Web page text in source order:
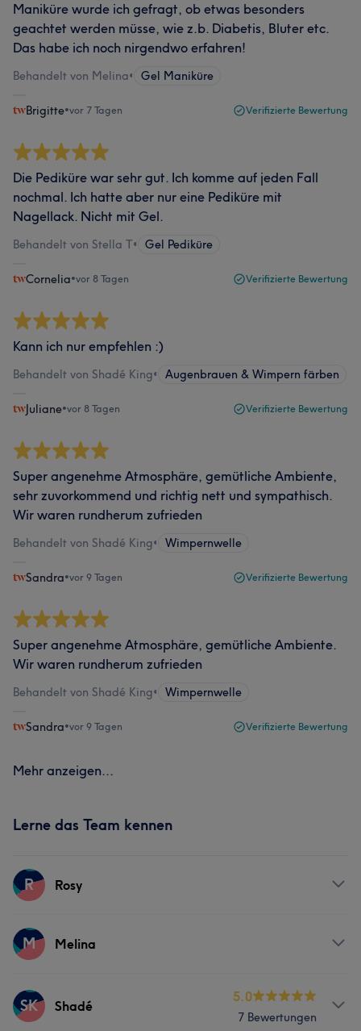
Maniküre wurde ich gefragt, ob etwas besonders
geachtet werden müsse, wie z.b. Diabetis, Bluter etc.
Das habe ich noch nirgendwo erfahren!
Behandelt von Melina• Gel Maniküre
Brigitte•vor 7 Tagen Verifizierte Bewertung
Die Pediküre war sehr gut. Ich komme auf jeden Fall
nochmal. Ich hatte aber nur eine Pediküre mit
Nagellack. Nicht mit Gel.
Behandelt von Stella T• Gel Pediküre
Cornelia•vor 8 Tagen Verifizierte Bewertung
Kann ich nur empfehlen :)
Behandelt von Shadé King• Augenbrauen & Wimpern färben
Juliane•vor 8 Tagen Verifizierte Bewertung
Super angenehme Atmosphäre, gemütliche Ambiente,
sehr zuvorkommend und richtig nett und sympathisch.
Wir waren rundherum zufrieden
Behandelt von Shadé King• Wimpernwelle
Sandra•vor 9 Tagen Verifizierte Bewertung
Super angenehme Atmosphäre, gemütliche Ambiente.
Wir waren rundherum zufrieden
Behandelt von Shadé King• Wimpernwelle
Sandra•vor 9 Tagen Verifizierte Bewertung
Mehr anzeigen...
Lerne das Team kennen
R Rosy
Services
M Melina
Services
SK Shadé
5.0
7 Bewertungen